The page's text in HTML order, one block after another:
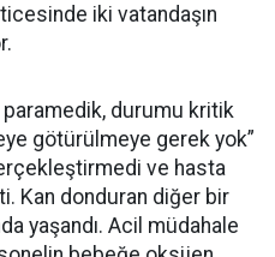
iki vatandaşın
durumu kritik
götürülmeye gerek yok”
ve hasta
Kan donduran diğer bir
yaşandı. Acil müdahale